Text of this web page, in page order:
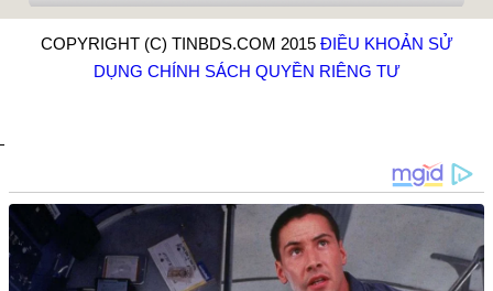
COPYRIGHT (C) TINBDS.COM 2015 ĐIỀU KHOẢN SỬ
DỤNG CHÍNH SÁCH QUYỀN RIÊNG TƯ